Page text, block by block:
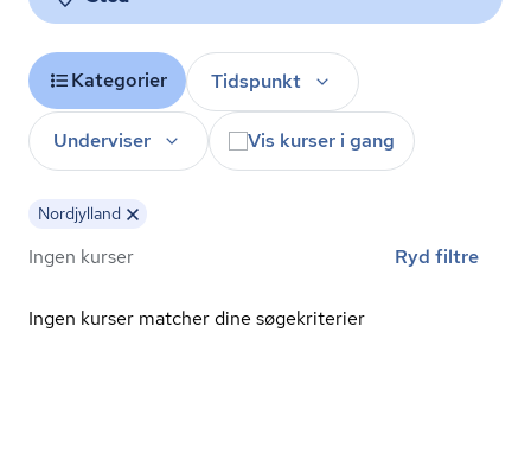
Kategorier Tidspunkt
Underviser Vis kurser i gang
Nordjylland
Ingen kurser Ryd filtre
Ingen kurser matcher dine søgekriterier